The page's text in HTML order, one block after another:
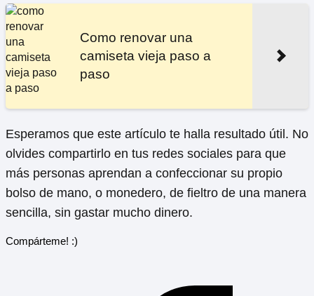
Como renovar una
camiseta vieja paso a
paso
Esperamos que este artículo te halla resultado útil. No
olvides compartirlo en tus redes sociales para que
más personas aprendan a confeccionar su propio
bolso de mano, o monedero, de fieltro de una manera
sencilla, sin gastar mucho dinero.
Compárteme! :)